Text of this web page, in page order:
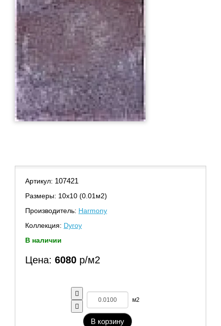
Артикул: 107421
Размеры: 10х10 (0.01м2)
Производитель: Harmony
Коллекция: Dyroy
В наличии
Цена: 6080 р/м2
м2
В корзину